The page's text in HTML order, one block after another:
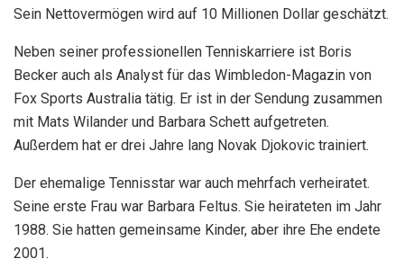
Sein Nettovermögen wird auf 10 Millionen Dollar geschätzt.
Neben seiner professionellen Tenniskarriere ist Boris
Becker auch als Analyst für das Wimbledon-Magazin von
Fox Sports Australia tätig. Er ist in der Sendung zusammen
mit Mats Wilander und Barbara Schett aufgetreten.
Außerdem hat er drei Jahre lang Novak Djokovic trainiert.
Der ehemalige Tennisstar war auch mehrfach verheiratet.
Seine erste Frau war Barbara Feltus. Sie heirateten im Jahr
1988. Sie hatten gemeinsame Kinder, aber ihre Ehe endete
2001.